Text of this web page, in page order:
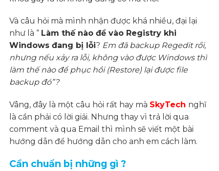
Và câu hỏi mà mình nhận được khá nhiều, đại lại
như là “ Làm thế nào để vào Registry khi
Windows đang bị lỗi? Em đã backup Regedit rồi,
nhưng nếu xảy ra lỗi, không vào được Windows thì
làm thế nào để phục hồi (Restore) lại được file
backup đó”?
Vâng, đây là một câu hỏi rất hay mà SkyTech nghĩ
là cần phải có lời giải. Nhưng thay vì trả lời qua
comment và qua Email thì mình sẽ viết một bài
hướng dẫn để hướng dẫn cho anh em cách làm.
Cần chuẩn bị những gì ?